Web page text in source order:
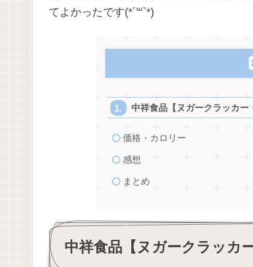
てよかったです(*´꒳`*)
中祥食品【ヌガークラッカー
価格・カロリー
感想
まとめ
中祥食品【ヌガークラッカ